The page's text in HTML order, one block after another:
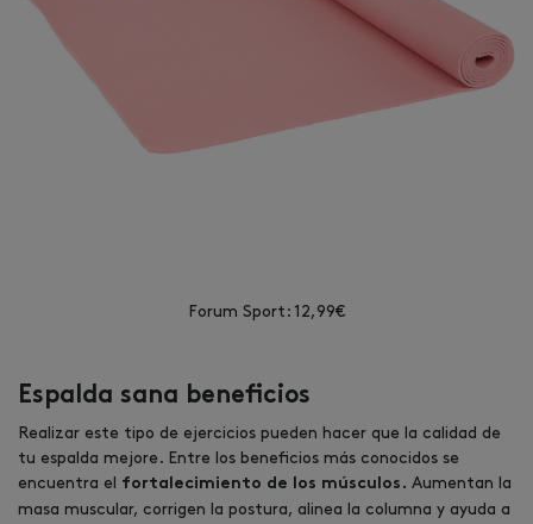
Forum Sport: 12,99€
Espalda sana beneficios
Realizar este tipo de ejercicios pueden hacer que la calidad de
tu espalda mejore. Entre los beneficios más conocidos se
encuentra el fortalecimiento de los músculos. Aumentan la
masa muscular, corrigen la postura, alinea la columna y ayuda a